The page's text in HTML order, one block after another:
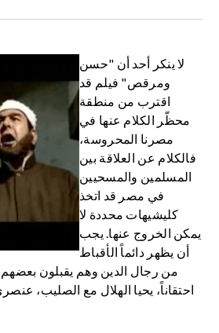
لا ينكر أحد أن "حسن
ومرقص" فيلم قد
اقترب من منطقة
محظّر الكلام عنها في
مصرنا المحروسة،
فالكلام عن العلاقة بين
المسلمين والمسحيين
في مصر قد اتخذ
كليشيهات محددة لا
يمكن الخروج عنها. يجب
أن يظهر دائماً الأقباط
من رجال الدين وهم يقبلون
احتقاناً، يحيا الهلال مع الصليب،